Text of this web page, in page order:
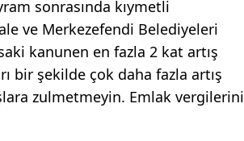
sonrasında kıymetli
ve Merkezefendi Belediyeleri
kanunen en fazla 2 kat artış
bir şekilde çok daha fazla artış
zulmetmeyin. Emlak vergilerini